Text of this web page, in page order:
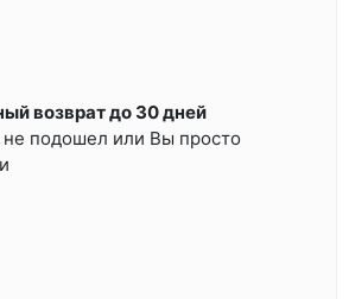
возврат до 30 дней
не подошел или Вы просто